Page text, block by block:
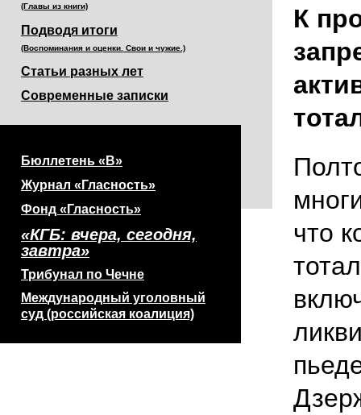
(Главы из книги)
Подводя итоги
(Воспоминания и оценки. Свои и чужие.)
Статьи разных лет
Современные записки
Бюллетень «В»
Журнал «Гласность»
Фонд «Гласность»
«КГБ: вчера, сегодня,
завтра»
Трибунал по Чечне
Международный уголовный
суд (российская коалиция)
К
что